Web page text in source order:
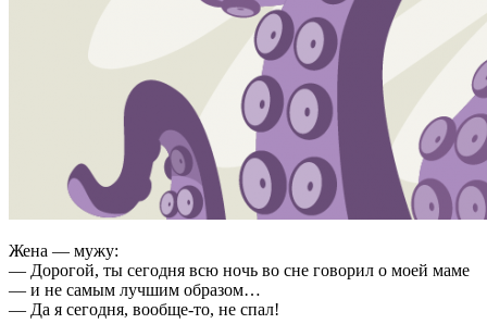
Жена — мужу:
— Дорогой, ты сегодня всю ночь во сне говорил о моей маме
— и не самым лучшим образом…
— Да я сегодня, вообще-то, не спал!